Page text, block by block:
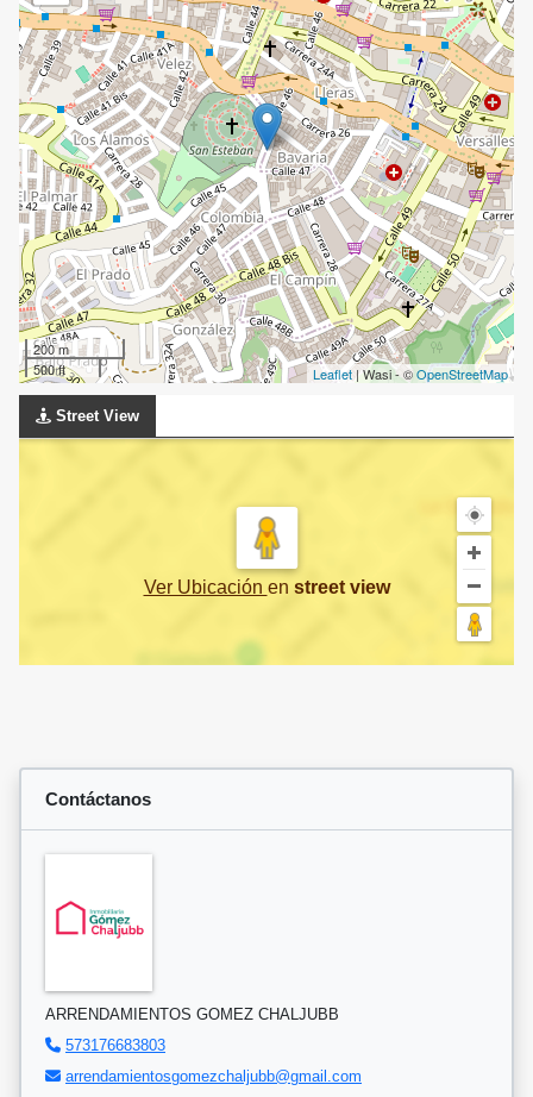
200 m
500 ft
Leaflet | Wasi - ©OpenStreetMap
Street View
Ver Ubicación en street view
Contáctanos
ARRENDAMIENTOS GOMEZ CHALJUBB
573176683803
arrendamientosgomezchaljubb@gmail.com